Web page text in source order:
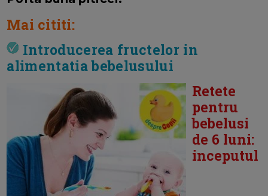
Mai cititi:
Introducerea fructelor in
alimentatia bebelusului
Retete
pentru
bebelusi
de 6 luni:
inceputul